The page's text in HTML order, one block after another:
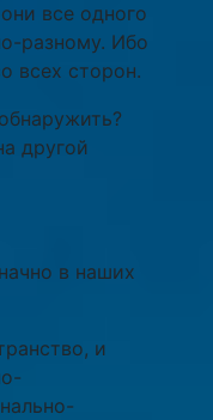
все одного
разному. Ибо
всех сторон.
другой
в наших
и